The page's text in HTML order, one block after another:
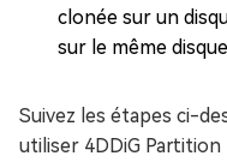
clonée sur un
sur le même
Suivez les étapes ci-
utiliser 4DDiG